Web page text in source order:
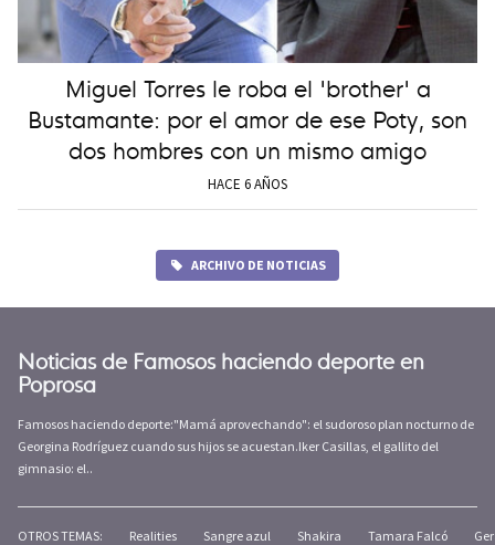
Miguel Torres le roba el 'brother' a
Bustamante: por el amor de ese Poty, son
dos hombres con un mismo amigo
HACE 6 AÑOS
ARCHIVO DE NOTICIAS
Noticias de Famosos haciendo deporte en
Poprosa
Famosos haciendo deporte:"Mamá aprovechando": el sudoroso plan nocturno de
Georgina Rodríguez cuando sus hijos se acuestan.Iker Casillas, el gallito del
gimnasio: el..
OTROS TEMAS: Realities Sangre azul Shakira Tamara Falcó